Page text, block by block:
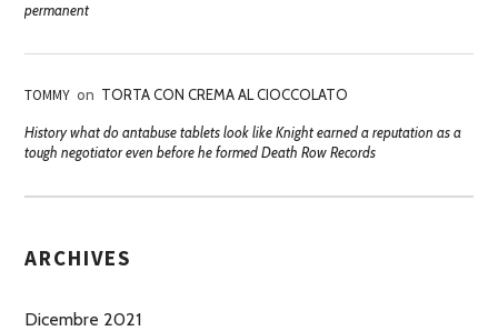
permanent
TOMMY on TORTA CON CREMA AL CIOCCOLATO
History what do antabuse tablets look like Knight earned a reputation as a
tough negotiator even before he formed Death Row Records
ARCHIVES
Dicembre 2021